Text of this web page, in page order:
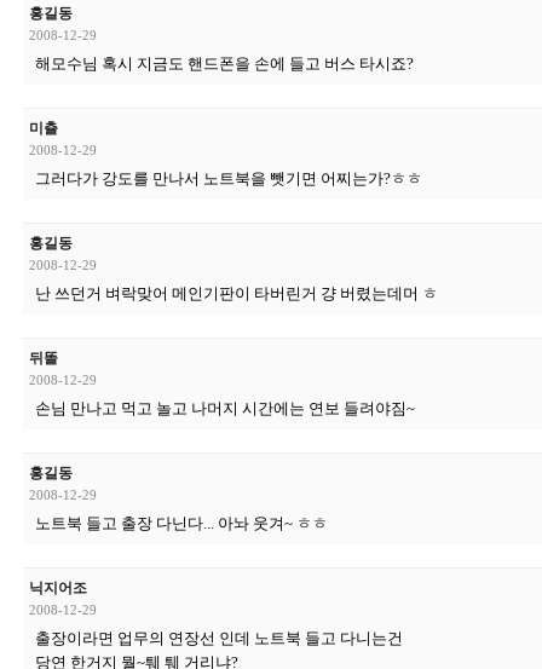
홍길동
2008-12-29
해모수님 혹시 지금도 핸드폰을 손에 들고 버스 타시죠?
미츌
2008-12-29
그러다가 강도를 만나서 노트북을 뺏기면 어찌는가?ㅎㅎ
홍길동
2008-12-29
난 쓰던거 벼락맞어 메인기판이 타버린거 걍 버렸는데머 ㅎ
뒤똘
2008-12-29
손님 만나고 먹고 놀고 나머지 시간에는 연보 들려야짐~
홍길동
2008-12-29
노트북 들고 출장 다닌다... 아놔 웃겨~ ㅎㅎ
닉지어조
2008-12-29
출장이라면 업무의 연장선 인데 노트북 들고 다니는건
당연 한거지 뭘~퉤 퉤 거리냐?